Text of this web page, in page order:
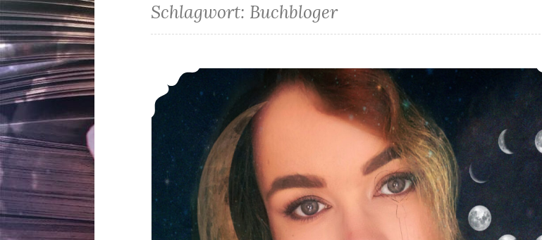
Schlagwort: Buchbloger
*Rezension* – Juniper Moon – Das Geheimnis von Arcanum von Magdalena Gammel